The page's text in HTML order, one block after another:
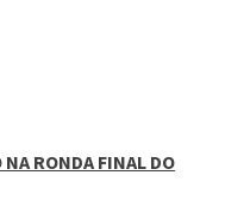
RONDA FINAL DO